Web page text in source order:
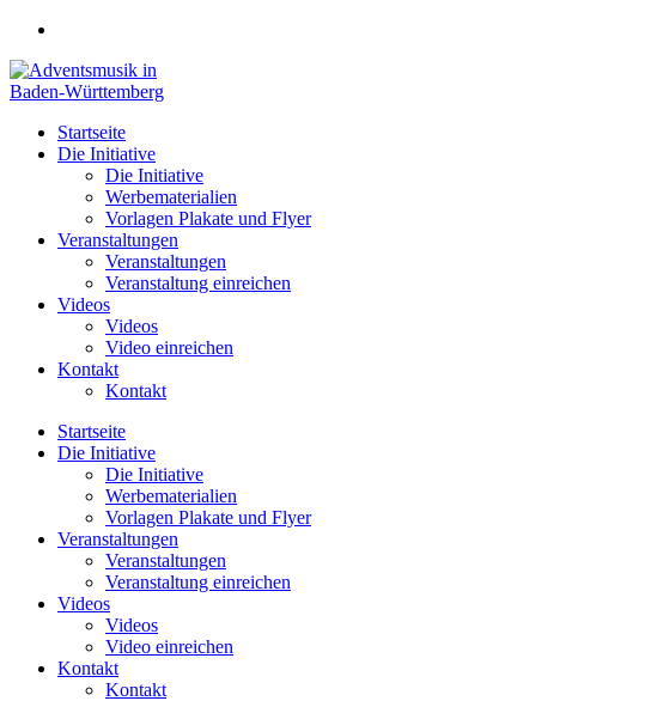
Zum
springen
Startseite
Die Initiative
Die Initiative
Werbematerialien
Vorlagen Plakate und Flyer
Veranstaltungen
Veranstaltungen
Veranstaltung einreichen
Videos
Videos
Video einreichen
Kontakt
Kontakt
Startseite
Die Initiative
Die Initiative
Werbematerialien
Vorlagen Plakate und Flyer
Veranstaltungen
Veranstaltungen
Veranstaltung einreichen
Videos
Videos
Video einreichen
Kontakt
Kontakt